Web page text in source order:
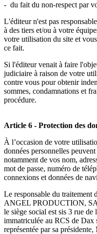
- du fait du non-respect par
L'éditeur n'est pas
à des tiers et/ou à votre
votre utilisation du site et
ce fait.
Si l'éditeur venait à faire
judiciaire à raison de votre
contre vous pour obtenir
sommes, condamnations et
procédure.
Article 6 - Protection des
À l’occasion de votre
données personnelles
notamment de vos nom,
mot de passe, numéro de
connexions et données de
Le responsable du traitement
ANGEL PRODUCTION,
le siège social est sis 3 rue
immatriculée au RCS de Dax
représentée par sa